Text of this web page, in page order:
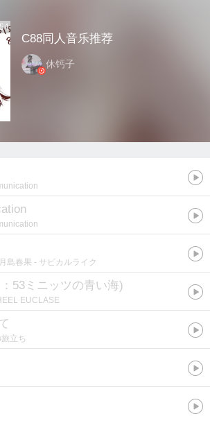
C88同人音乐推荐
休钙子
島春果 - サビカルライク
53ミニッツの青い海)
EUCLASE
立ち